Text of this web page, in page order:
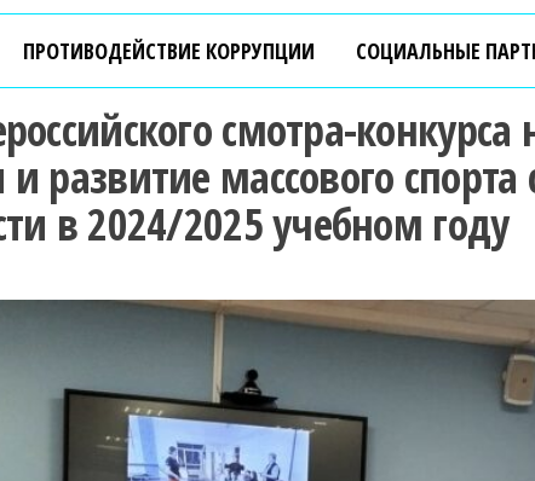
ПРОТИВОДЕЙСТВИЕ КОРРУПЦИИ СОЦИАЛЬНЫЕ
смотра-
развитие массового
в 2024/2025 учебном году